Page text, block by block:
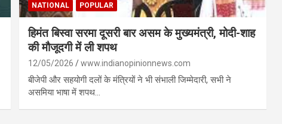
NATIONAL POPULAR
हिमंत बिस्वा सरमा दूसरी बार असम के मुख्यमंत्री, मोदी-शाह
की मौजूदगी में ली शपथ
12/05/2026 www.indianopinionnews.com
बीजेपी और सहयोगी दलों के मंत्रियों ने भी संभाली जिम्मेदारी, सभी ने
असमिया भाषा में शपथ…